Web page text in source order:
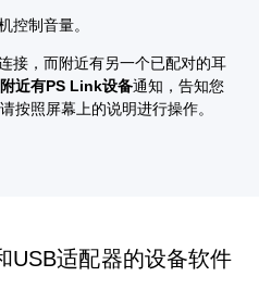
控制音量。
接，而附近有另一个已配对的耳
附近有PS Link设备通知，告知您
按照屏幕上的说明进行操作。
USB适配器的设备软件